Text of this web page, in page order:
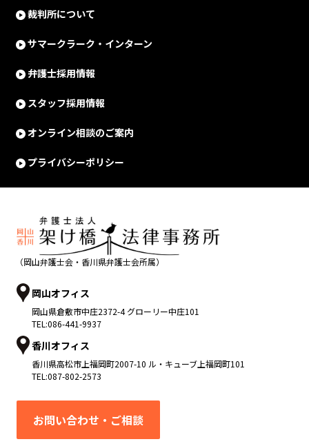
裁判所について
サマークラーク・インターン
弁護士採用情報
スタッフ採用情報
オンライン相談のご案内
プライバシーポリシー
（岡山弁護士会・香川県弁護士会所属）
岡山オフィス
岡山県倉敷市中庄2372-4 グローリー中庄101
TEL:086-441-9937
香川オフィス
香川県高松市 上福岡町2007-10 ル・キューブ上福岡町101
TEL:087-802-2573
お問い合わせ・ご相談